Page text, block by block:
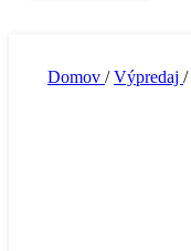
Domov / Výpredaj /